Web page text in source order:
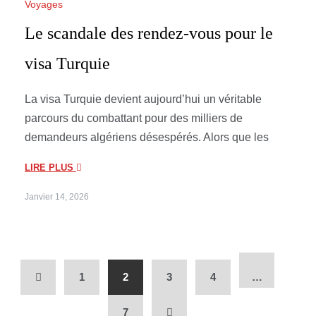
Voyages
Le scandale des rendez-vous pour le
visa Turquie
La visa Turquie devient aujourd’hui un véritable
parcours du combattant pour des milliers de
demandeurs algériens désespérés. Alors que les
LIRE PLUS
Janvier 14, 2026
1 2 3 4 …
7